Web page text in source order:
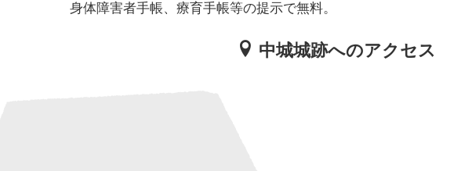
身体障害者手帳、療育手帳等の提示で無料。
中城城跡へのアクセス